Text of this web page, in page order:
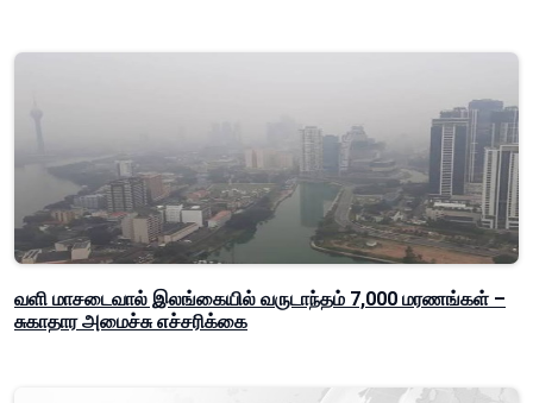
வளி மாசடைவால் இலங்கையில் வருடாந்தம் 7,000 மரணங்கள் –
சுகாதார அமைச்சு எச்சரிக்கை